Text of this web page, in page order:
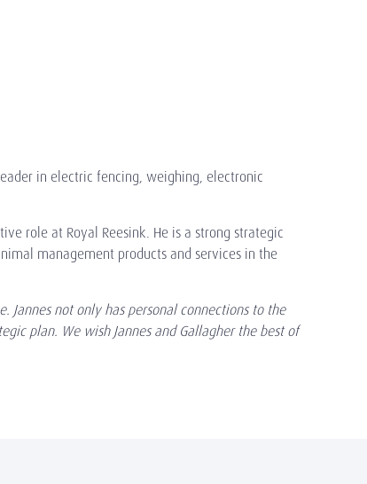
in electric fencing, weighing, electronic
role at Royal Reesink. He is a strong strategic
management products and services in the
Jannes not only has personal connections to the
plan. We wish Jannes and Gallagher the best of